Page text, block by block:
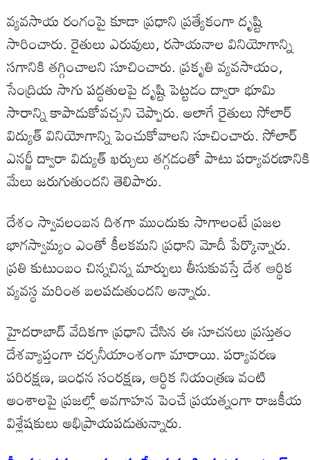
వ్యవసాయ రంగంపై కూడా ప్రధాని ప్రత్యేకంగా దృష్టి
సారించారు. రైతులు ఎరువులు, రసాయనాల వినియోగాన్ని
సగానికి తగ్గించాలని సూచించారు. ప్రకృతి వ్యవసాయం,
సేంద్రియ సాగు పద్ధతులపై దృష్టి పెట్టడం ద్వారా భూమి
సారాన్ని కాపాడుకోవచ్చని చెప్పారు. అలాగే రైతులు సోలార్
విద్యుత్ వినియోగాన్ని పెంచుకోవాలని సూచించారు. సోలార్
ఎనర్జీ ద్వారా విద్యుత్ ఖర్చులు తగ్గడంతో పాటు పర్యావరణానికి
మేలు జరుగుతుందని తెలిపారు.
దేశం స్వావలంబన దిశగా ముందుకు సాగాలంటే ప్రజల
భాగస్వామ్యం ఎంతో కీలకమని ప్రధాని మోదీ పేర్కొన్నారు.
ప్రతి కుటుంబం చిన్నచిన్న మార్పులు తీసుకువస్తే దేశ ఆర్థిక
వ్యవస్థ మరింత బలపడుతుందని అన్నారు.
హైదరాబాద్ వేదికగా ప్రధాని చేసిన ఈ సూచనలు ప్రస్తుతం
దేశవ్యాప్తంగా చర్చనీయాంశంగా మారాయి. పర్యావరణ
పరిరక్షణ, ఇంధన సంరక్షణ, ఆర్థిక నియంత్రణ వంటి
అంశాలపై ప్రజల్లో అవగాహన పెంచే ప్రయత్నంగా రాజకీయ
విశ్లేషకులు అభిప్రాయపడుతున్నారు.